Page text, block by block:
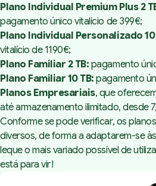
Plano Individual Premium Plus 2
pagamento único vitalício de 399€;
Plano Individual Personalizado 10
vitalício de 1190€;
Plano Familiar 2 TB: pagamento
Plano Familiar 10 TB: pagamento
Planos Empresariais, que
até armazenamento ilimitado, desde
Conforme se pode verificar, os
diversos, de forma a adaptarem-se
leque o mais variado possível de
está para vir!